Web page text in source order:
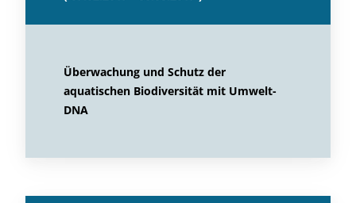
Überwachung und Schutz der
aquatischen Biodiversität mit Umwelt-
DNA